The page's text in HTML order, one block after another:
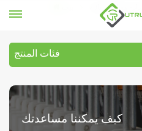
مع الكهربائية
فئات المنتج
كيف يمكننا مساعدتك